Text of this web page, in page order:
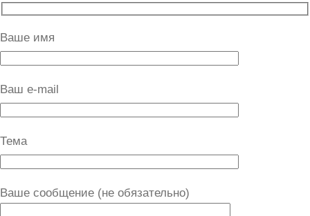
Ваше имя
Ваш e-mail
Тема
Ваше сообщение (не обязательно)